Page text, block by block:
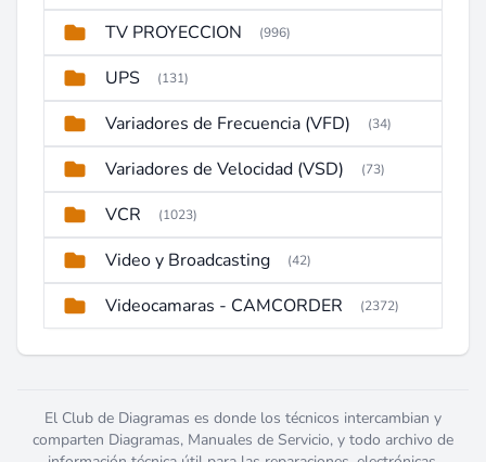
TV PROYECCION (996)
UPS (131)
Variadores de Frecuencia (VFD) (34)
Variadores de Velocidad (VSD) (73)
VCR (1023)
Video y Broadcasting (42)
Videocamaras - CAMCORDER (2372)
El Club de Diagramas es donde los técnicos intercambian y
comparten Diagramas, Manuales de Servicio, y todo archivo de